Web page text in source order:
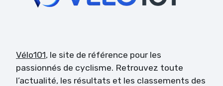
Vélo101, le site de référence pour les
passionnés de cyclisme. Retrouvez toute
l’actualité, les résultats et les classements des